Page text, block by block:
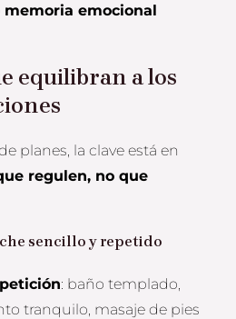
emocional
equilibran a los
planes, la clave está en
regulen, no que
sencillo y repetido
: baño templado,
tranquilo, masaje de pies